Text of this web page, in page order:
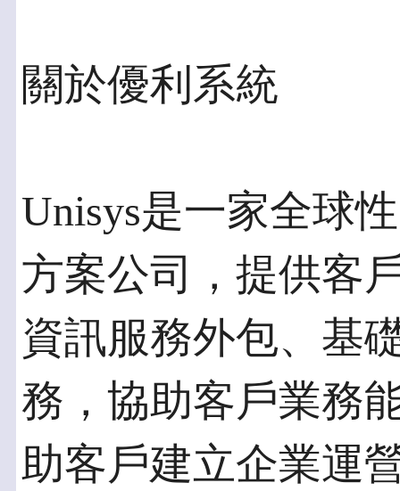
關於優利系統
Unisys是一家全球
方案公司，提供客
資訊服務外包、基
務，協助客戶業務
助客戶建立企業運